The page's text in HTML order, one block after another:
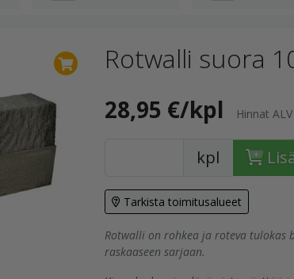
Rotwalli suora
28,95 €/kpl Hinnat
kpl
Tarkista toimitusalueet
Rotwalli on rohkea ja roteva tulokas
raskaaseen sarjaan.